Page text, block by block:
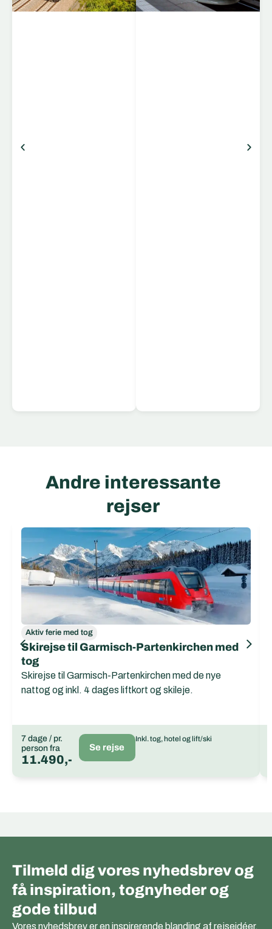
tværs af Europa. EC-
Andre interessante
rejser
Aktiv ferie med tog
Skirejse til Garmisch-Partenkirchen med
tog
Skirejse til Garmisch-Partenkirchen med de nye
nattog og inkl. 4 dages liftkort og skileje.
7 dage / pr.
person fra
11.490,-
Se rejse
Inkl. tog, hotel og lift/ski
Tilmeld dig vores nyhedsbrev og
få inspiration, tognyheder og
gode tilbud
Vores nyhedsbrev er en inspirerende blanding af rejseidéer,